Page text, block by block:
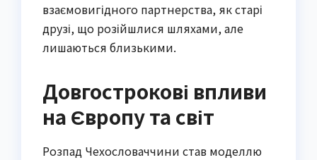
взаємовигідного партнерства, як старі
друзі, що розійшлися шляхами, але
лишаються близькими.
Довгострокові впливи
на Європу та світ
Розпад Чехословаччини став моделлю